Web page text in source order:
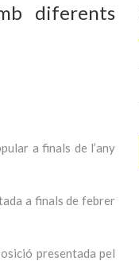
diferents
a finals de l’any
a finals de febrer
presentada pel